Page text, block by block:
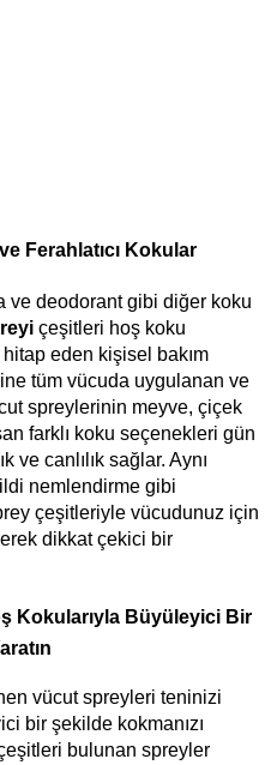
Ferahlatıcı Kokular
ve deodorant gibi diğer koku
çeşitleri hoş koku
eden kişisel bakım
tüm vücuda uygulanan ve
spreylerinin meyve, çiçek
farklı koku seçenekleri gün
ve canlılık sağlar. Aynı
nemlendirme gibi
çeşitleriyle vücudunuz için
dikkat çekici bir
Kokularıyla Büyüleyici Bir
vücut spreyleri teninizi
bir şekilde kokmanızı
bulunan spreyler